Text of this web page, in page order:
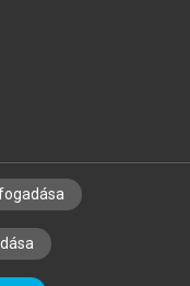
ALAPELVEK